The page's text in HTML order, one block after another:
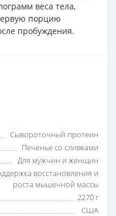
веса тела,
порцию
пробуждения.
Сывороточный протеин
Печенье со сливками
Для мужчин и женщин
восстановления и
роста мышечной массы
2270 г
США